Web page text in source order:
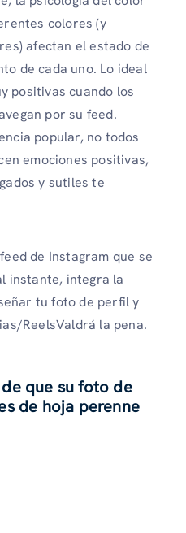
colores (y
afectan el estado de
de cada uno. Lo ideal
positivas cuando los
por su feed.
popular, no todos
emociones positivas,
y sutiles te
de Instagram que se
instante, integra la
tu foto de perfil y
ReelsValdrá la pena.
que su foto de
de hoja perenne